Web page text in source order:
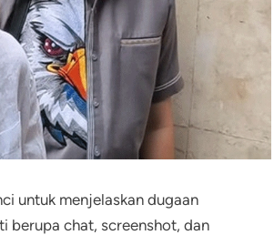
untuk menjelaskan dugaan
berupa chat, screenshot, dan